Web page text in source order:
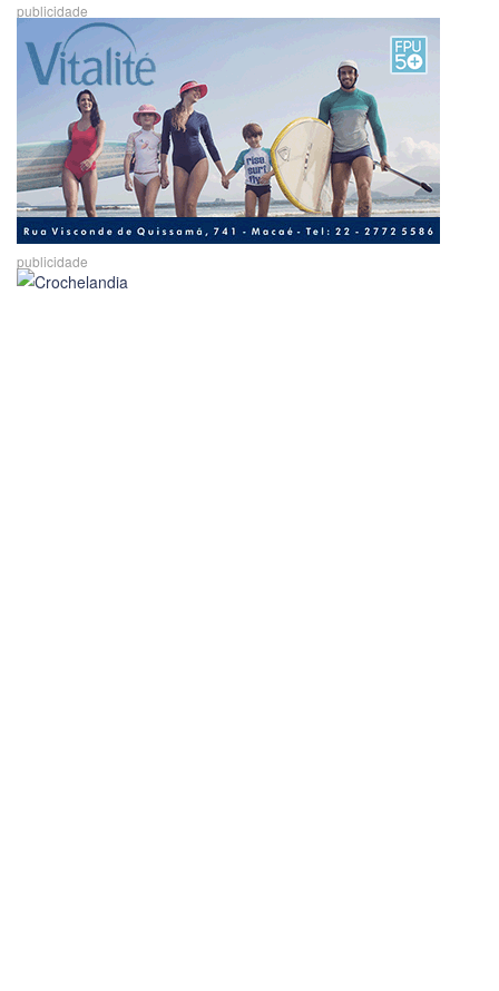
publicidade
publicidade